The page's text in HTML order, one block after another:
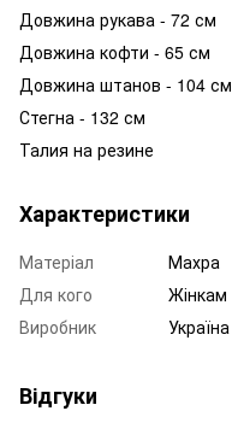
Довжина рукава - 72 см
Довжина кофти - 65 см
Довжина штанов - 104 см
Стегна - 132 см
Талия на резине
Характеристики
Матеріал
Махра
Для кого
Жінкам
Виробник
Україна
Відгуки